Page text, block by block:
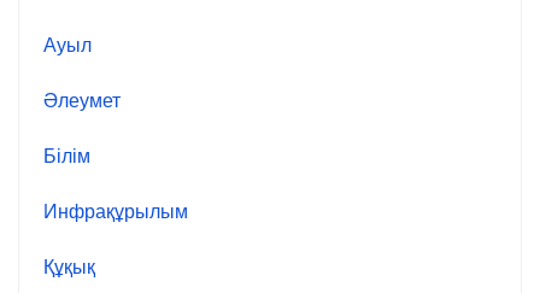
Ауыл
Әлеумет
Білім
Инфрақұрылым
Құқық